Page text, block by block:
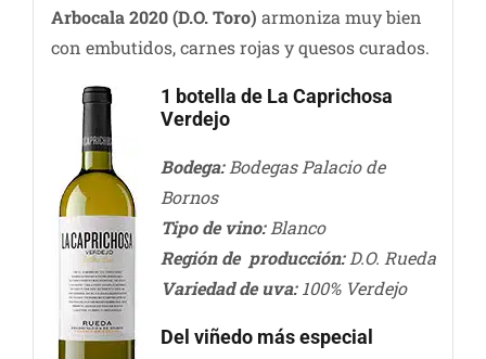
Arbocala 2020 (D.O. Toro) armoniza muy bien
con embutidos, carnes rojas y quesos curados.
1 botella de La Caprichosa
Verdejo
Bodega:Bodegas Palacio de
Bornos
Tipo de vino:Blanco
Región de producción:D.O. Rueda
Variedad de uva:100% Verdejo
Del viñedo más especial